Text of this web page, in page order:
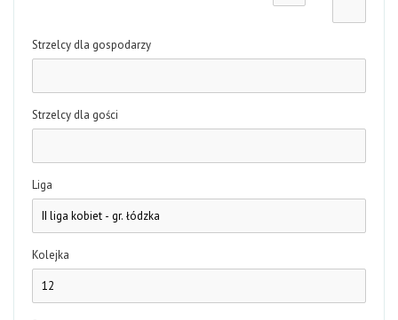
Strzelcy dla gospodarzy
Strzelcy dla gości
Liga
Kolejka